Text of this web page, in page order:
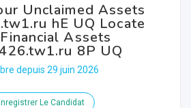
Unclaimed Assets
hE UQ Locate
Assets
8P UQ
depuis 29 juin 2026
Le Candidat